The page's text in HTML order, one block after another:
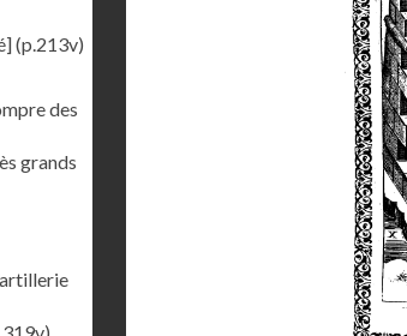
(p.213v)
des
grands